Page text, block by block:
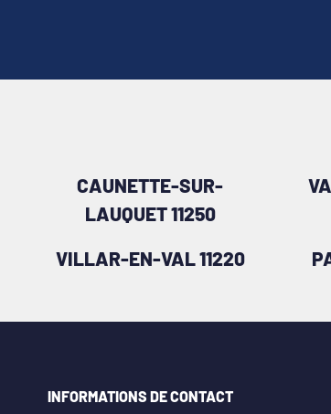
CAUNETTE-SUR-
LAUQUET 11250
VILLAR-EN-VAL 11220
INFORMATIONS DE CONTACT